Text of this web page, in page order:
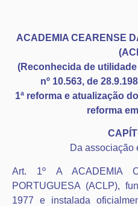
ACADEMIA CEARENSE
(Reconhecida de
nº 10.563, de
1ª reforma e atualização
reforma
Da associação
Art. 1º A ACADEMIA
PORTUGUESA (ACLP),
1977 e instalada